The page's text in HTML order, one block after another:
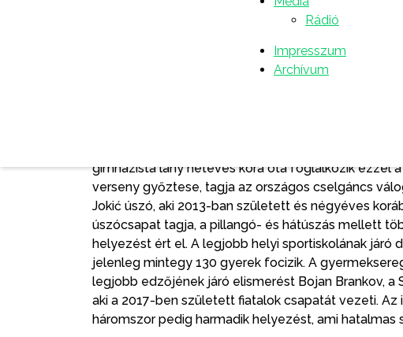
Rádió
Impresszum
Archívum
2014-ben született Matija Panić ötévesen kezdett
tehetségeivel jár edzésre. Csapatával több hazai
gimnazista lány hétéves kora óta foglalkozik ezzel
verseny győztese, tagja az országos cselgáncs
Jokić úszó, aki 2013-ban született és négyéves
úszócsapat tagja, a pillangó- és hátúszás mellett
helyezést ért el. A legjobb helyi sportiskolának járó
jelenleg mintegy 130 gyerek focizik. A
legjobb edzőjének járó elismerést Bojan Brankov,
aki a 2017-ben született fiatalok csapatát vezeti.
háromszor pedig harmadik helyezést, ami hatalmas